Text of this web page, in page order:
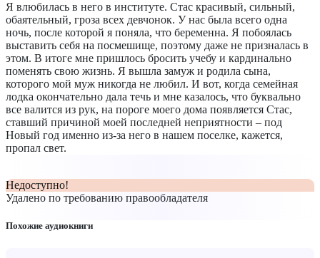
Я влюбилась в него в институте. Стас красивый, сильный,
обаятельный, гроза всех девчонок. У нас была всего одна
ночь, после которой я поняла, что беременна. Я побоялась
выставить себя на посмешище, поэтому даже не призналась в
этом. В итоге мне пришлось бросить учебу и кардинально
поменять свою жизнь. Я вышла замуж и родила сына,
которого мой муж никогда не любил. И вот, когда семейная
лодка окончательно дала течь и мне казалось, что буквально
все валится из рук, на пороге моего дома появляется Стас,
ставший причиной моей последней неприятности – под
Новый год именно из-за него в нашем поселке, кажется,
пропал свет.
Недоступно!
Удалено по требованию правообладателя
Похожие аудиокниги